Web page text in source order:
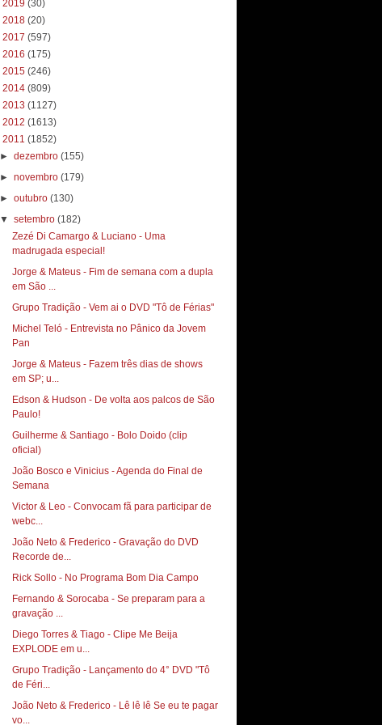
2019 (30)
2018 (20)
2017 (597)
2016 (175)
2015 (246)
2014 (809)
2013 (1127)
2012 (1613)
2011 (1852)
►dezembro(155)
►novembro(179)
►outubro(130)
▼setembro(182)
Zezé Di Camargo & Luciano - Uma
madrugada especial!
Jorge & Mateus - Fim de semana com a dupla
em São ...
Grupo Tradição - Vem ai o DVD "Tô de Férias"
Michel Teló - Entrevista no Pânico da Jovem
Pan
Jorge & Mateus - Fazem três dias de shows
em SP; u...
Edson & Hudson - De volta aos palcos de São
Paulo!‏
Guilherme & Santiago - Bolo Doido (clip
oficial)
João Bosco e Vinicius - Agenda do Final de
Semana
Victor & Leo - Convocam fã para participar de
webc...
João Neto & Frederico - Gravação do DVD
Recorde de...
Rick Sollo - No Programa Bom Dia Campo‏
Fernando & Sorocaba - Se preparam para a
gravação ...
Diego Torres & Tiago - Clipe Me Beija
EXPLODE em u...
Grupo Tradição - Lançamento do 4° DVD "Tô
de Féri...
João Neto & Frederico - Lê lê lê Se eu te pagar
vo...